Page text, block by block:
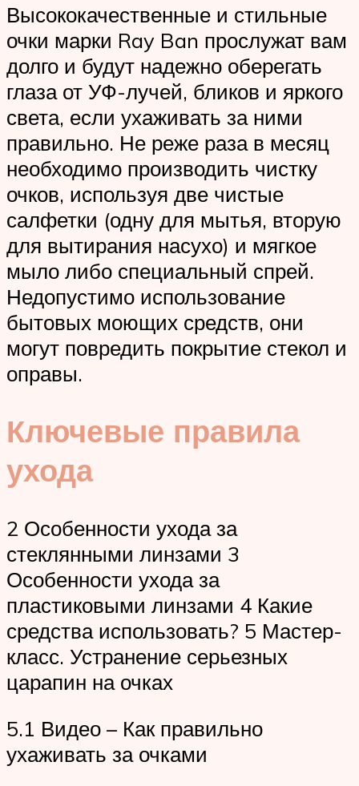
Высококачественные и стильные
очки марки Ray Ban прослужат вам
долго и будут надежно оберегать
глаза от УФ-лучей, бликов и яркого
света, если ухаживать за ними
правильно. Не реже раза в месяц
необходимо производить чистку
очков, используя две чистые
салфетки (одну для мытья, вторую
для вытирания насухо) и мягкое
мыло либо специальный спрей.
Недопустимо использование
бытовых моющих средств, они
могут повредить покрытие стекол и
оправы.
Ключевые правила
ухода
2 Особенности ухода за
стеклянными линзами 3
Особенности ухода за
пластиковыми линзами 4 Какие
средства использовать? 5 Мастер-
класс. Устранение серьезных
царапин на очках
5.1 Видео – Как правильно
ухаживать за очками